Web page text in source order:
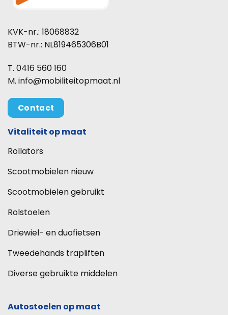
KVK-nr.: 18068832
BTW-nr.: NL819465306B01
T. 0416 560 160
M. info@mobiliteitopmaat.nl
Contact
Vitaliteit op maat
Rollators
Scootmobielen nieuw
Scootmobielen gebruikt
Rolstoelen
Driewiel- en duofietsen
Tweedehands trapliften
Diverse gebruikte middelen
Autostoelen op maat